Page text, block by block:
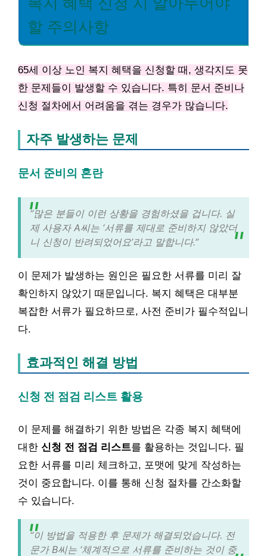
할 주의사항
65세 이상 노인 복지 혜택을 신청할 때, 생각지도 못
한 문제들이 발생할 수 있습니다. 특히 문서 준비나
신청 절차에서 어려움을 겪는 경우가 많습니다.
자주 발생하는 문제
문서 준비의 혼란
“많은 분들이 이런 상황을 경험하셨을 겁니다. 실
제 사용자 A씨는 ‘서류를 제대로 준비하지 않았더
니 신청이 반려되었어요’라고 말합니다.”
이 문제가 발생하는 원인은 필요한 서류를 미리 잘
확인하지 않았기 때문입니다. 복지 혜택은 대부분
복잡한 서류가 필요하므로, 사전 준비가 필수적입니
다.
효과적인 해결 방법
신청 전 점검 리스트 활용
이 문제를 해결하기 위한 방법은 각종 복지 혜택에
대한 신청 전 점검 리스트를 활용하는 것입니다. 필
요한 서류를 미리 체크하고, 포맷에 맞게 작성하는
것이 중요합니다. 이를 통해 신청 절차를 간소화할
수 있습니다.
“이 방법을 적용한 후 문제가 해결되었습니다. 전
문가 B씨는 ‘체계적으로 서류를 준비하는 것이 중